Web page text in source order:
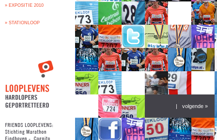
» EXPOSITIE 2010
» STATIONLOOP
| volgende »